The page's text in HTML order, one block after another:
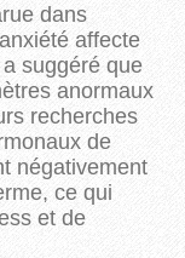
dans
affecte
suggéré que
anormaux
recherches
de
négativement
ce qui
et de